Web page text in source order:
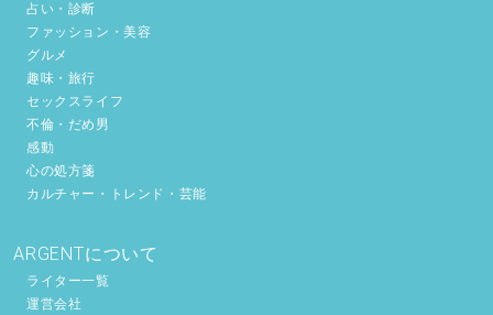
占い・診断
ファッション・美容
グルメ
趣味・旅行
セックスライフ
不倫・だめ男
感動
心の処方箋
カルチャー・トレンド・芸能
ARGENTについて
ライター一覧
運営会社